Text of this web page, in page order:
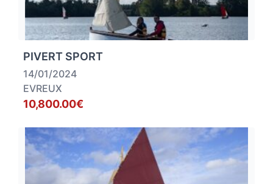
PIVERT SPORT
14/01/2024
EVREUX
10,800.00€